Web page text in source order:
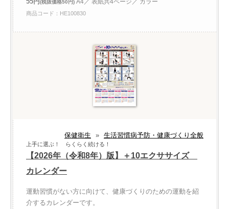
(税抜価格50円) A4／ 表紙共4ページ／ カラー
商品コード：HE100830
保健衛生 » 生活習慣病予防・健康づくり全般
上手に選ぶ！ らくらく続ける！
【2026年（令和8年）版】＋10エクササイズ
カレンダー
運動習慣がない方に向けて、健康づくりのための運動を紹
介するカレンダーです。